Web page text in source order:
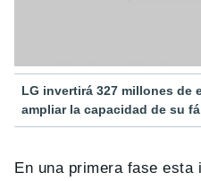
LG invertirá 327 millones de
ampliar la capacidad de su
En una primera fase